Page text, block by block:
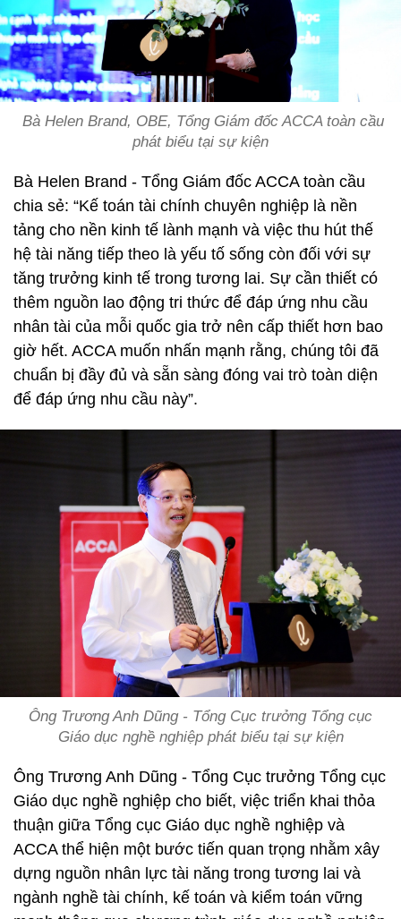
Bà Helen Brand, OBE, Tổng Giám đốc ACCA toàn cầu
phát biểu tại sự kiện
Bà Helen Brand - Tổng Giám đốc ACCA toàn cầu
chia sẻ: “Kế toán tài chính chuyên nghiệp là nền
tảng cho nền kinh tế lành mạnh và việc thu hút thế
hệ tài năng tiếp theo là yếu tố sống còn đối với sự
tăng trưởng kinh tế trong tương lai. Sự cần thiết có
thêm nguồn lao động tri thức để đáp ứng nhu cầu
nhân tài của mỗi quốc gia trở nên cấp thiết hơn bao
giờ hết. ACCA muốn nhấn mạnh rằng, chúng tôi đã
chuẩn bị đầy đủ và sẵn sàng đóng vai trò toàn diện
để đáp ứng nhu cầu này”.
Ông Trương Anh Dũng - Tổng Cục trưởng Tổng cục
Giáo dục nghề nghiệp phát biểu tại sự kiện
Ông Trương Anh Dũng - Tổng Cục trưởng Tổng cục
Giáo dục nghề nghiệp cho biết, việc triển khai thỏa
thuận giữa Tổng cục Giáo dục nghề nghiệp và
ACCA thể hiện một bước tiến quan trọng nhằm xây
dựng nguồn nhân lực tài năng trong tương lai và
ngành nghề tài chính, kế toán và kiểm toán vững